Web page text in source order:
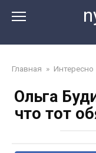
Главная » Интересно
Ольга
что тот